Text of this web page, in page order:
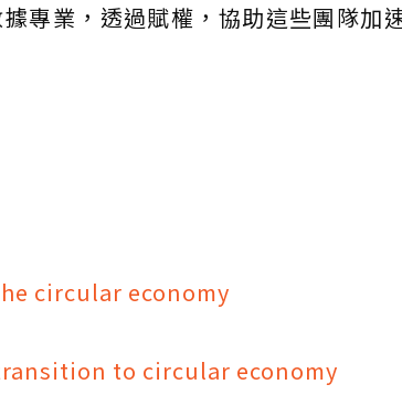
專業，透過賦權，協助這些團隊加
circular economy
to circular economy